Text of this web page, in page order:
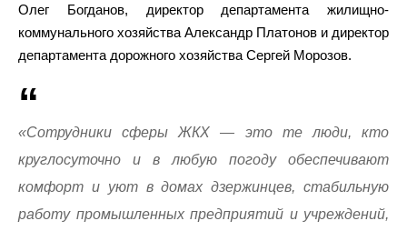
Олег Богданов, директор департамента жилищно-
коммунального хозяйства Александр Платонов и директор
департамента дорожного хозяйства Сергей Морозов.
«Сотрудники сферы ЖКХ — это те люди, кто
круглосуточно и в любую погоду обеспечивают
комфорт и уют в домах дзержинцев, стабильную
работу промышленных предприятий и учреждений,